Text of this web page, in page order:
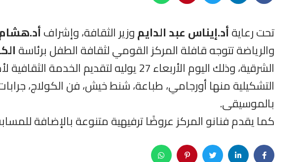
تحت رعايةأد.إيناس عبد الدايموزير الثقافة، وإشراف
والرياضة تتوجه قافلة المركز القومي لثقافة الطفل برئاسة
الشرقية، وذلك اليوم الأربعاء 27
التشكيلية منها أورجامي، طباعة، شنط خيش، فن الكولاج،
بالموسيقى.
كما يقدم فنانو المركز عروضًا ترفيهية متنوعة بالإضافة